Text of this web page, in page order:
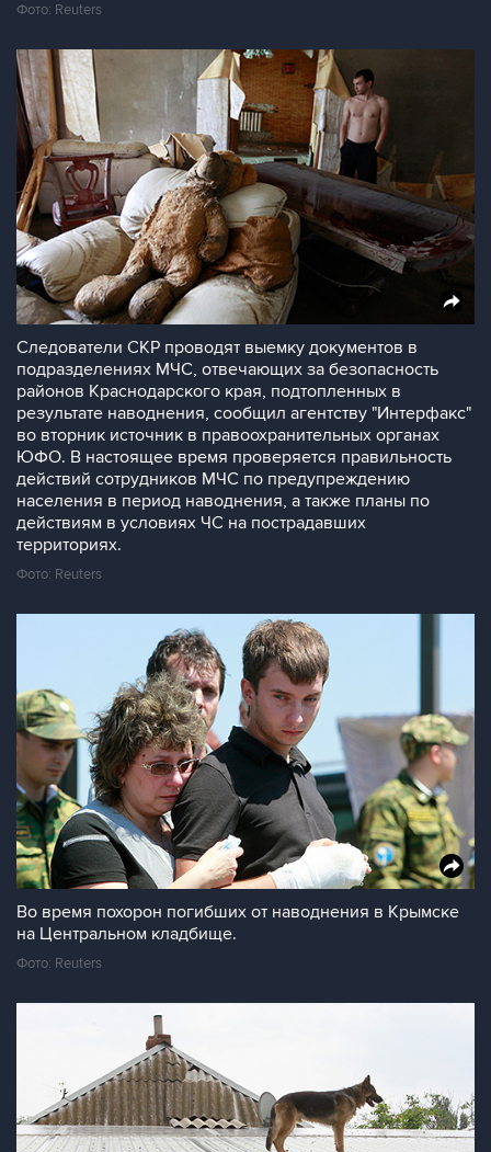
Фото: Reuters
Следователи СКР проводят выемку документов в
подразделениях МЧС, отвечающих за безопасность
районов Краснодарского края, подтопленных в
результате наводнения, сообщил агентству "Интерфакс"
во вторник источник в правоохранительных органах
ЮФО. В настоящее время проверяется правильность
действий сотрудников МЧС по предупреждению
населения в период наводнения, а также планы по
действиям в условиях ЧС на пострадавших
территориях.
Фото: Reuters
Во время похорон погибших от наводнения в Крымске
на Центральном кладбище.
Фото: Reuters